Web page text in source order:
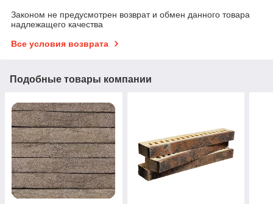
Законом не предусмотрен возврат и обмен данного товара
надлежащего качества
Все условия возврата
Подобные товары компании